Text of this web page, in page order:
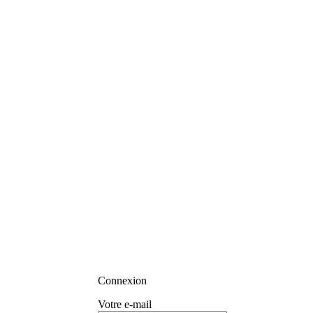
Connexion
Votre e-mail